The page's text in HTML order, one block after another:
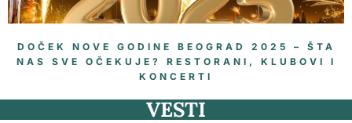
DOČEK NOVE GODINE BEOGRAD 2025 – ŠTA
NAS SVE OČEKUJE? RESTORANI, KLUBOVI I
KONCERTI
VESTI